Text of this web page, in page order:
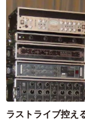
ラストライブ控